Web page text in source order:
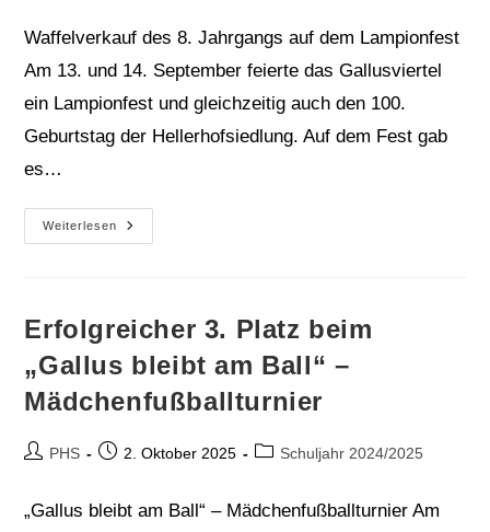
Waffelverkauf des 8. Jahrgangs auf dem Lampionfest
Am 13. und 14. September feierte das Gallusviertel
ein Lampionfest und gleichzeitig auch den 100.
Geburtstag der Hellerhofsiedlung. Auf dem Fest gab
es…
Weiterlesen
Waffelverkauf
Des
Lampionfest
Erfolgreicher 3. Platz beim
„Gallus bleibt am Ball“ –
Mädchenfußballturnier
Beitrags-
PHS
Beitrag2. Oktober 2025
Beitrags-
Schuljahr 2024/2025
„Gallus bleibt am Ball“ – Mädchenfußballturnier Am